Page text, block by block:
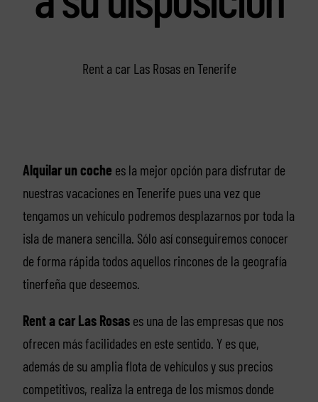
Rent a car Las Rosas en Tenerife
Alquilar un coche es la mejor opción para disfrutar de
nuestras vacaciones en Tenerife pues una vez que
tengamos un vehículo podremos desplazarnos por toda la
isla de manera sencilla. Sólo así conseguiremos conocer
de forma rápida todos aquellos rincones de la geografía
tinerfeña que deseemos.
Rent a car Las Rosases una de las empresas que nos
ofrecen más facilidades en este sentido. Y es que,
además de su amplia flota de vehículos y sus precios
competitivos, realiza la entrega de los mismos donde